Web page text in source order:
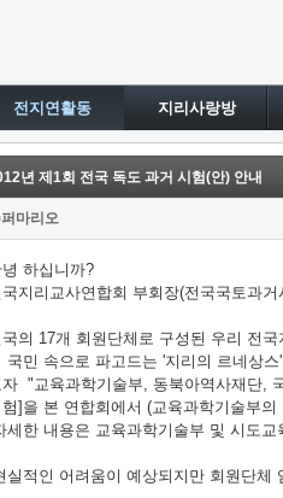
전지연활동 지리사랑방
년 제1회 전국 독도 과거 시험(안) 안내
마리오
녕 하십니까?
국지리교사연합회 부회장(전국국토과
국의 17개 회원단체로 구성된 우리 전
국민 속으로 파고드는 '지리의 르네상
자 "교육과학기술부, 동북아역사재단,
]을 본 연합회에서 (교육과학기술부
세한 내용은 교육과학기술부 및 시도
실적인 어려움이 예상되지만 회원단체